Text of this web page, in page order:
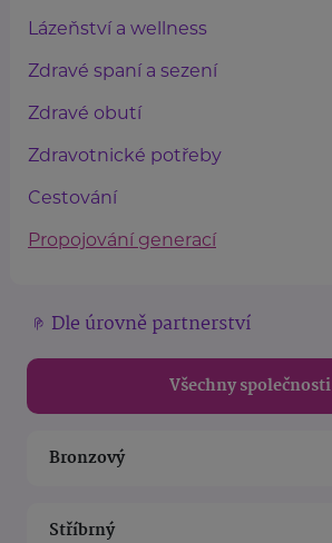
Lázeňství a wellness
Zdravé spaní a sezení
Zdravé obutí
Zdravotnické potřeby
Cestování
Propojování generací
Dle úrovně partnerství
Všechny společnosti
Bronzový
Stříbrný